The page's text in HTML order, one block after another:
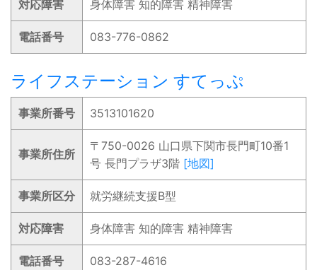
対応障害 身体障害 知的障害 精神障害
電話番号 083-776-0862
ライフステーション すてっぷ
事業所番号 3513101620
事業所住所
〒750-0026 山口県下関市長門町10番1
号 長門プラザ3階 [地図]
事業所区分 就労継続支援B型
対応障害 身体障害 知的障害 精神障害
電話番号 083-287-4616